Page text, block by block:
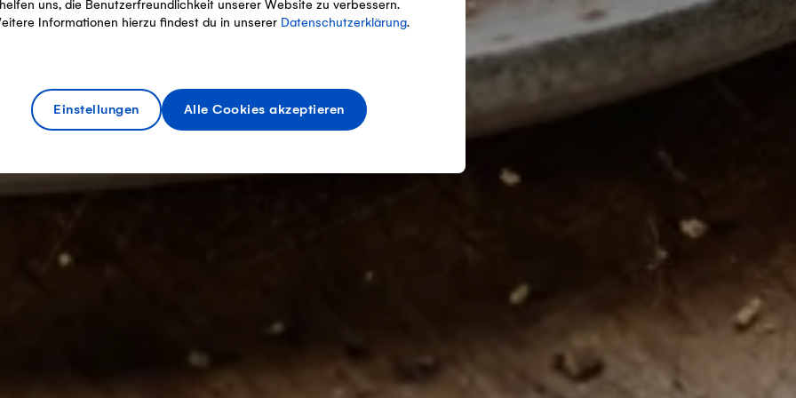
uns, die Benutzerfreundlichkeit unserer Website zu verbessern.
Informationen hierzu findest du in unserer Datenschutzerklärung.
Einstellungen Alle Cookies akzeptieren